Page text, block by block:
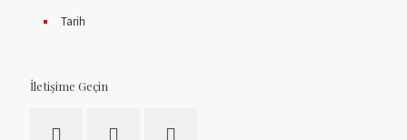
Tarih
İletişime Geçin